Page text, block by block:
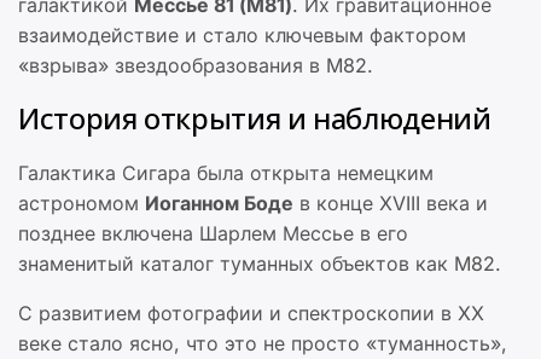
галактикой Мессье 81 (M81). Их гравитационное
взаимодействие и стало ключевым фактором
«взрыва» звездообразования в M82.
История открытия и наблюдений
Галактика Сигара была открыта немецким
астрономом Иоганном Боде в конце XVIII века и
позднее включена Шарлем Мессье в его
знаменитый каталог туманных объектов как M82.
С развитием фотографии и спектроскопии в XX
веке стало ясно, что это не просто «туманность»,